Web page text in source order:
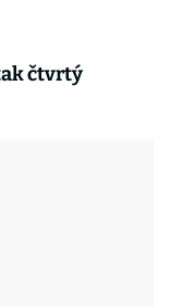
čtvrtý